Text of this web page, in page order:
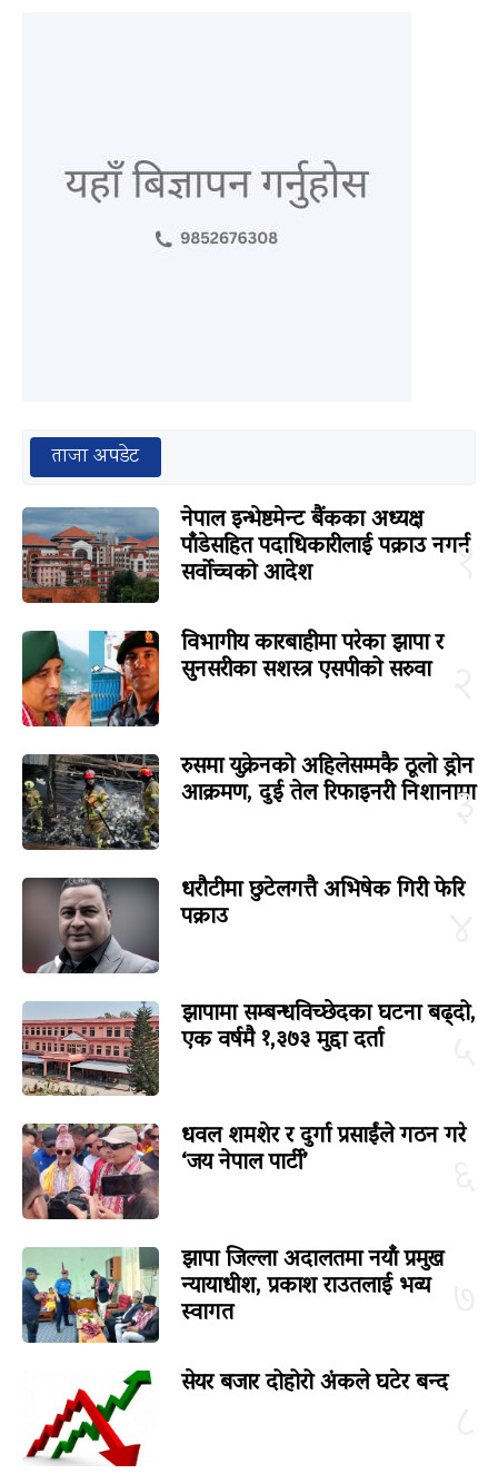
ताजा अपडेट
१
नेपाल इन्भेष्टमेन्ट बैंकका अध्यक्ष
पाँडेसहित पदाधिकारीलाई पक्राउ नगर्न
सर्वोच्चको आदेश
विभागीय कारबाहीमा परेका झापा र
सुनसरीका सशस्त्र एसपीको सरुवा
३
रुसमा युक्रेनको अहिलेसम्मकै ठूलो ड्रोन
आक्रमण, दुई तेल रिफाइनरी निशानामा
धरौटीमा छुटेलगत्तै अभिषेक गिरी फेरि
पक्राउ
झापामा सम्बन्धविच्छेदका घटना बढ्दो,
एक वर्षमै १,३७३ मुद्दा दर्ता
धवल शमशेर र दुर्गा प्रसाईंले गठन गरे
‘जय नेपाल पार्टी’
झापा जिल्ला अदालतमा नयाँ प्रमुख
न्यायाधीश, प्रकाश राउतलाई भव्य
स्वागत
सेयर बजार दोहोरो अंकले घटेर बन्द